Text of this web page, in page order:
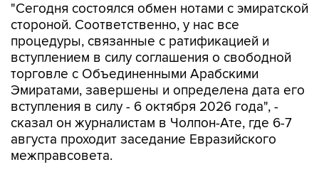
"Сегодня состоялся обмен нотами с эмиратской
стороной. Соответственно, у нас все
процедуры, связанные с ратификацией и
вступлением в силу соглашения о свободной
торговле с Объединенными Арабскими
Эмиратами, завершены и определена дата его
вступления в силу - 6 октября 2026 года", -
сказал он журналистам в Чолпон-Ате, где 6-7
августа проходит заседание Евразийского
межправсовета.